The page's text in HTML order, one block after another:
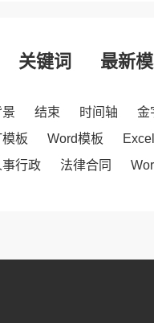
关键词 最新
景 结束 时间轴
金
板 Word模板
事行政 法律合同